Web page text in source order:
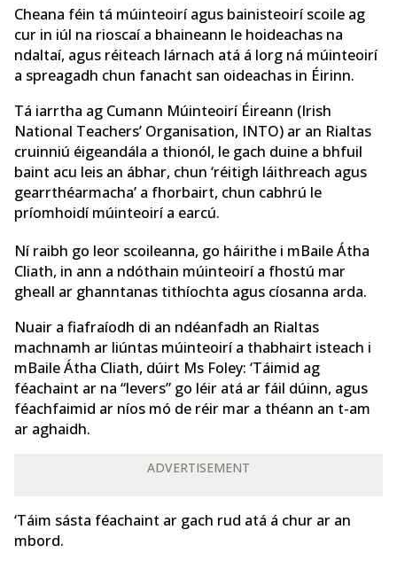
Cheana féin tá múinteoirí agus bainisteoirí scoile ag
cur in iúl na rioscaí a bhaineann le hoideachas na
ndaltaí, agus réiteach lárnach atá á lorg ná múinteoirí
a spreagadh chun fanacht san oideachas in Éirinn.
Tá iarrtha ag Cumann Múinteoirí Éireann (Irish
National Teachers’ Organisation, INTO) ar an Rialtas
cruinniú éigeandála a thionól, le gach duine a bhfuil
baint acu leis an ábhar, chun ‘réitigh láithreach agus
gearrthéarmacha’ a fhorbairt, chun cabhrú le
príomhoidí múinteoirí a earcú.
Ní raibh go leor scoileanna, go háirithe i mBaile Átha
Cliath, in ann a ndóthain múinteoirí a fhostú mar
gheall ar ghanntanas tithíochta agus cíosanna arda.
Nuair a fiafraíodh di an ndéanfadh an Rialtas
machnamh ar liúntas múinteoirí a thabhairt isteach i
mBaile Átha Cliath, dúirt Ms Foley: ‘Táimid ag
féachaint ar na “levers” go léir atá ar fáil dúinn, agus
féachfaimid ar níos mó de réir mar a théann an t-am
ar aghaidh.
ADVERTISEMENT
‘Táim sásta féachaint ar gach rud atá á chur ar an
mbord.